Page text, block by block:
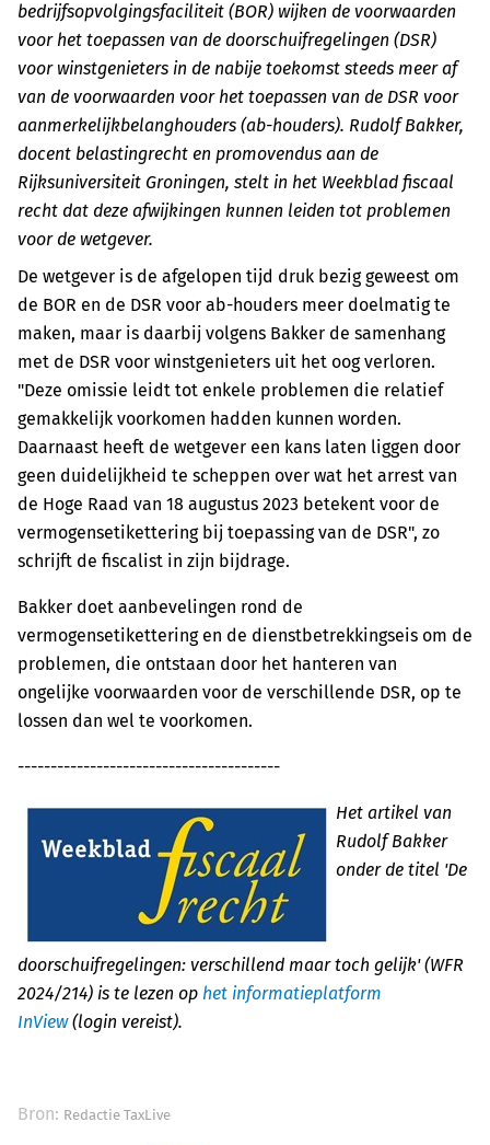
bedrijfsopvolgingsfaciliteit (BOR) wijken de voorwaarden
voor het toepassen van de doorschuifregelingen (DSR)
voor winstgenieters in de nabije toekomst steeds meer af
van de voorwaarden voor het toepassen van de DSR voor
aanmerkelijkbelanghouders (ab-houders). Rudolf Bakker,
docent belastingrecht en promovendus aan de
Rijksuniversiteit Groningen, stelt in het Weekblad fiscaal
recht dat deze afwijkingen kunnen leiden tot problemen
voor de wetgever.
De wetgever is de afgelopen tijd druk bezig geweest om
de BOR en de DSR voor ab-houders meer doelmatig te
maken, maar is daarbij volgens Bakker de samenhang
met de DSR voor winstgenieters uit het oog verloren.
"Deze omissie leidt tot enkele problemen die relatief
gemakkelijk voorkomen hadden kunnen worden.
Daarnaast heeft de wetgever een kans laten liggen door
geen duidelijkheid te scheppen over wat het arrest van
de Hoge Raad van 18 augustus 2023 betekent voor de
vermogensetikettering bij toepassing van de DSR", zo
schrijft de fiscalist in zijn bijdrage.
Bakker doet aanbevelingen rond de
vermogensetikettering en de dienstbetrekkingseis om de
problemen, die ontstaan door het hanteren van
ongelijke voorwaarden voor de verschillende DSR, op te
lossen dan wel te voorkomen.
----------------------------------------
Het artikel van
Rudolf Bakker
onder de titel 'De
doorschuifregelingen: verschillend maar toch gelijk' (WFR
2024/214) is te lezen op het informatieplatform
InView(login vereist).
Bron: Redactie TaxLive